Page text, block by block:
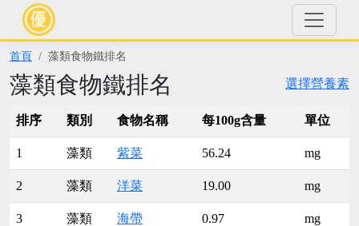
首頁 藻類食物鐵排名
選擇營養素
藻類食物鐵排名
排序 類別 食物名稱 每100g含量 單位
1 藻類 紫菜 56.24 mg
2 藻類 洋菜 19.00 mg
3 藻類 海帶 0.97 mg